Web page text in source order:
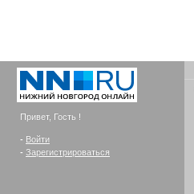
Привет, Гость !
- Войти
- Зарегистрироваться